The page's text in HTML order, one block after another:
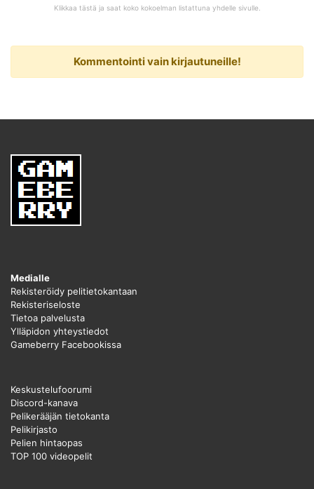
Klikkaa tästä ja saat koko kokoelman listattuna yhdelle sivulle.
Kommentointi vain kirjautuneille!
Medialle
Rekisteröidy pelitietokantaan
Rekisteriseloste
Tietoa palvelusta
Ylläpidon yhteystiedot
Gameberry Facebookissa
Keskustelufoorumi
Discord-kanava
Pelikerääjän tietokanta
Pelikirjasto
Pelien hintaopas
TOP 100 videopelit